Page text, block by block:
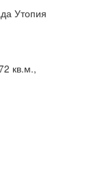
Утопия
кв.м.,